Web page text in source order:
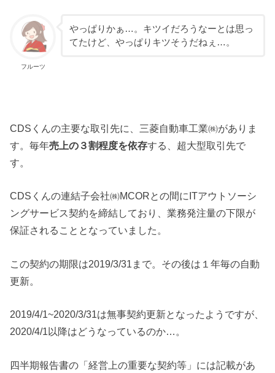
フルーツ
やっぱりかぁ…。キツイだろうなーとは思っ
てたけど、やっぱりキツそうだねぇ…。
CDSくんの主要な取引先に、三菱自動車工業㈱がありま
す。毎年売上の３割程度を依存する、超大型取引先で
す。
CDSくんの連結子会社㈱MCORとの間にITアウトソーシ
ングサービス契約を締結しており、業務発注量の下限が
保証されることとなっていました。
この契約の期限は2019/3/31まで。その後は１年毎の自動
更新。
2019/4/1~2020/3/31は無事契約更新となったようですが、
2020/4/1以降はどうなっているのか…。
四半期報告書の「経営上の重要な契約等」には記載があ